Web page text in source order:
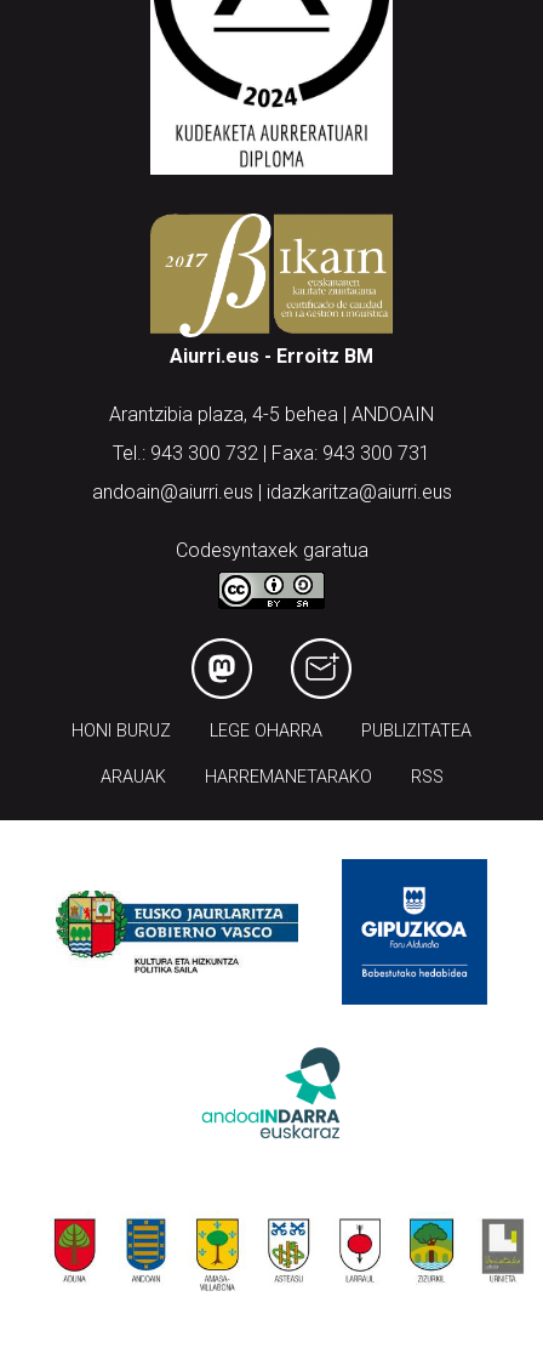
Aiurri.eus - Erroitz BM
Arantzibia plaza, 4-5 behea | ANDOAIN
Tel.: 943 300 732 | Faxa: 943 300 731
andoain@aiurri.eus | idazkaritza@aiurri.eus
Codesyntaxek garatua
HONI BURUZ LEGE OHARRA PUBLIZITATEA
ARAUAK HARREMANETARAKO RSS